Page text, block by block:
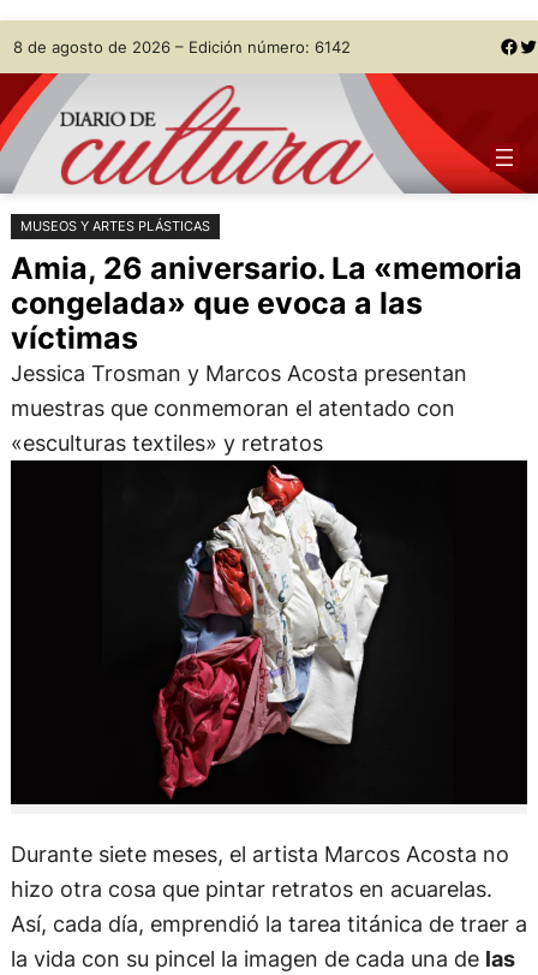
Saltar
al
contenido
Skip
to
content
8 de agosto de 2026 – Edición número: 6142 Facebook Twitter
MUSEOS Y ARTES PLÁSTICAS
Amia, 26 aniversario. La «memoria
congelada» que evoca a las
víctimas
Jessica Trosman y Marcos Acosta presentan
muestras que conmemoran el atentado con
«esculturas textiles» y retratos
Durante siete meses, el artista Marcos Acosta no
hizo otra cosa que pintar retratos en acuarelas.
Así, cada día, emprendió la tarea titánica de traer a
la vida con su pincel la imagen de cada una de las